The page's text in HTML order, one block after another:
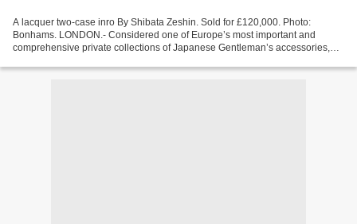
A lacquer two-case inro By Shibata Zeshin. Sold for £120,000. Photo:
Bonhams. LONDON.- Considered one of Europe’s most important and
comprehensive private collections of Japanese Gentleman’s accessories,